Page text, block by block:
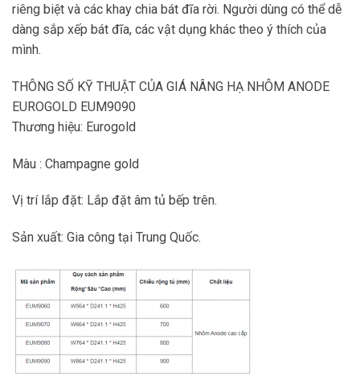
riêng biệt và các khay chia bát đĩa rời. Người dùng có thể dễ
dàng sắp xếp bát đĩa, các vật dụng khác theo ý thích của
mình.
THÔNG SỐ KỸ THUẬT CỦA GIÁ NÂNG HẠ NHÔM ANODE
EUROGOLD EUM9090
Thương hiệu: Eurogold
Màu : Champagne gold
Vị trí lắp đặt: Lắp đặt âm tủ bếp trên.
Sản xuất: Gia công tại Trung Quốc.